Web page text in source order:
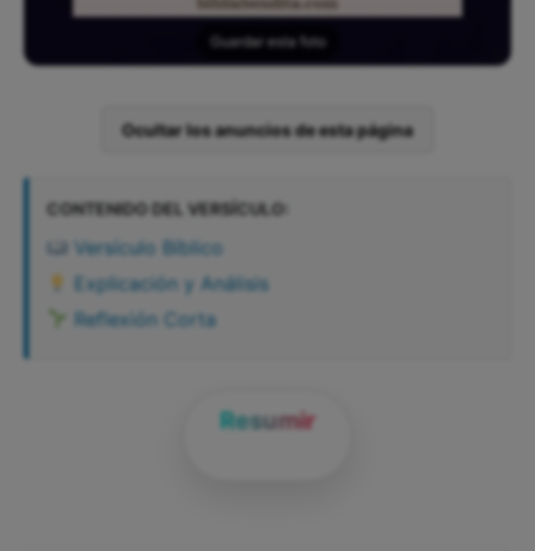
Guardar esta foto
Ocultar los anuncios de esta página
CONTENIDO DEL VERSÍCULO:
Versículo Bíblico
Explicación y Análisis
Reflexión Corta
Resumir